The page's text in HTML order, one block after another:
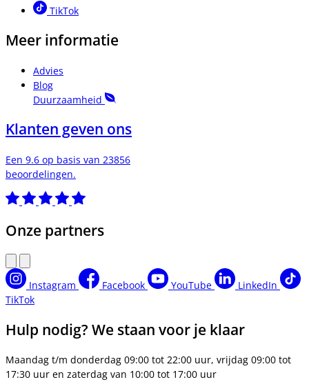
TikTok
Meer informatie
Advies
Blog
Duurzaamheid
Klanten geven ons
Een 9.6 op basis van 23856
beoordelingen.
Onze partners
Instagram Facebook YouTube
LinkedIn
TikTok
Hulp nodig? We staan voor je klaar
Maandag t/m donderdag 09:00 tot 22:00 uur, vrijdag 09:00 tot
17:30 uur en zaterdag van 10:00 tot 17:00 uur